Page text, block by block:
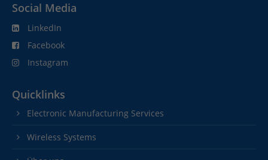
Social Media
LinkedIn
Facebook
Instagram
Quicklinks
Electronic Manufacturing Services
Wireless Systems